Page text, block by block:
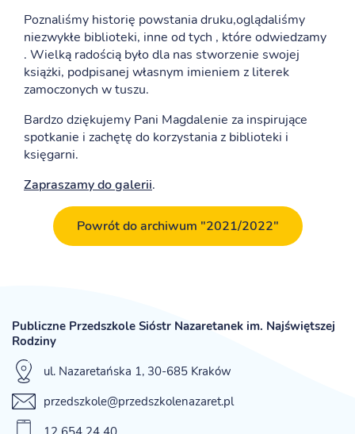
Poznaliśmy historię powstania druku,oglądaliśmy
niezwykłe biblioteki, inne od tych , które odwiedzamy
. Wielką radością było dla nas stworzenie swojej
książki, podpisanej własnym imieniem z literek
zamoczonych w tuszu.
Bardzo dziękujemy Pani Magdalenie za inspirujące
spotkanie i zachętę do korzystania z biblioteki i
księgarni.
Zapraszamy do galerii.
Powrót do archiwum "2021/2022"
Publiczne Przedszkole Sióstr Nazaretanek im. Najświętszej
Rodziny
ul. Nazaretańska 1, 30-685 Kraków
przedszkole@przedszkolenazaret.pl